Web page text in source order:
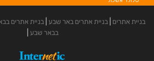
אתרים באר שבע |בניית אתרים בבאר שבע|קידום אתרים